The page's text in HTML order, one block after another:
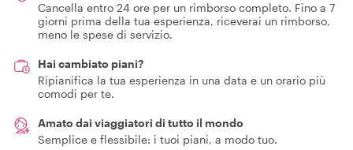
Cancella entro 24 ore per un rimborso completo. Fino a 7
giorni prima della tua esperienza, riceverai un rimborso,
meno le spese di servizio.
Hai cambiato piani?
Ripianifica la tua esperienza in una data e un orario più
comodi per te.
Amato dai viaggiatori di tutto il mondo
Semplice e flessibile: i tuoi piani, a modo tuo.